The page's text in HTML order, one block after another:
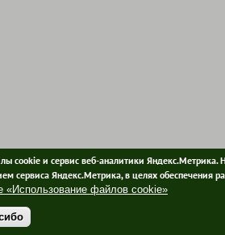
cookie и сервис веб-аналитики
сервиса Яндекс.Метрика, в целях обеспечения
«Использование файлов cookie»